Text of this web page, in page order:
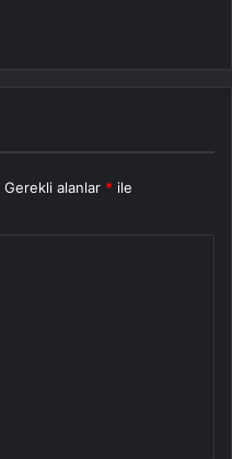
Gerekli alanlar * ile